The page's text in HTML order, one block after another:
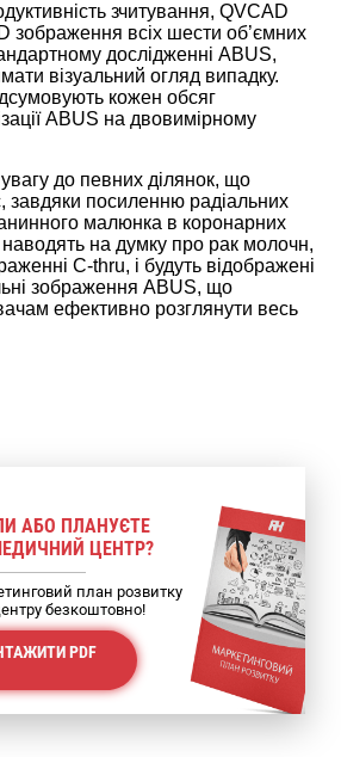
зчитування, QVCAD
зображення всіх шести об’ємних
дослідженні ABUS,
візуальний огляд випадку.
кожен обсяг
ABUS на двовимірному
до певних ділянок, що
завдяки посиленню радіальних
малюнка в коронарних
наводять на думку про рак молочн,
C-thru, і будуть відображені
зображення ABUS, що
ефективно розглянути весь
АБО ПЛАНУЄТЕ
ЦЕНТР?
план розвитку
безкоштовно!
PDF